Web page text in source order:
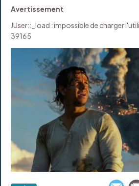
Avertissement
JUser::_load : impossible de charger
39165